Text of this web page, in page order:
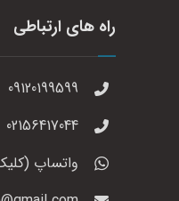
راه های ارتباطی
09120199599
02156417044
واتساپ